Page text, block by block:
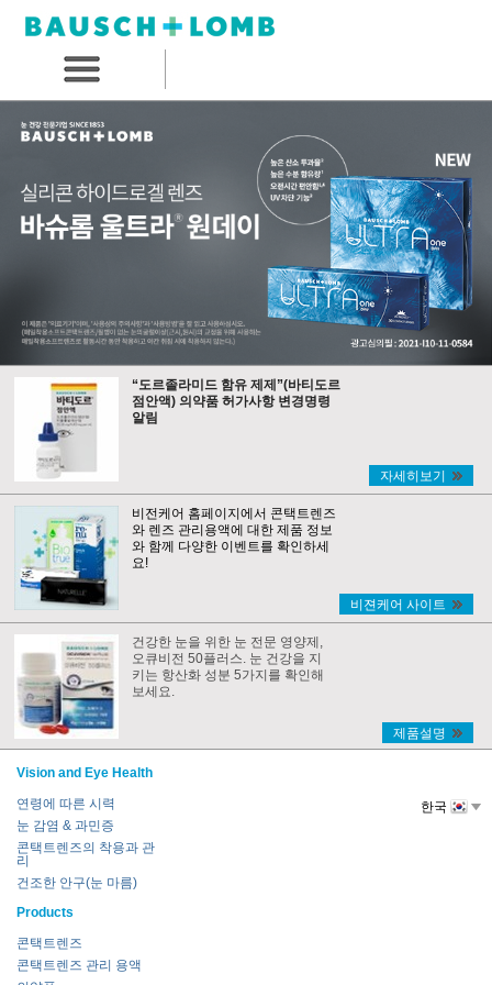
“도르졸라미드 함유 제제”(바티도르
점안액) 의약품 허가사항 변경명령
알림
자세히보기
비전케어 홈페이지에서 콘택트렌즈
와 렌즈 관리용액에 대한 제품 정보
와 함께 다양한 이벤트를 확인하세
요!
비젼케어 사이트
건강한 눈을 위한 눈 전문 영양제,
오큐비전 50플러스. 눈 건강을 지
키는 항산화 성분 5가지를 확인해
보세요.
제품설명
Vision and Eye Health
연령에 따른 시력
눈 감염 & 과민증
콘택트렌즈의 착용과 관
리
건조한 안구(눈 마름)
Products
콘택트렌즈
콘택트렌즈 관리 용액
한국